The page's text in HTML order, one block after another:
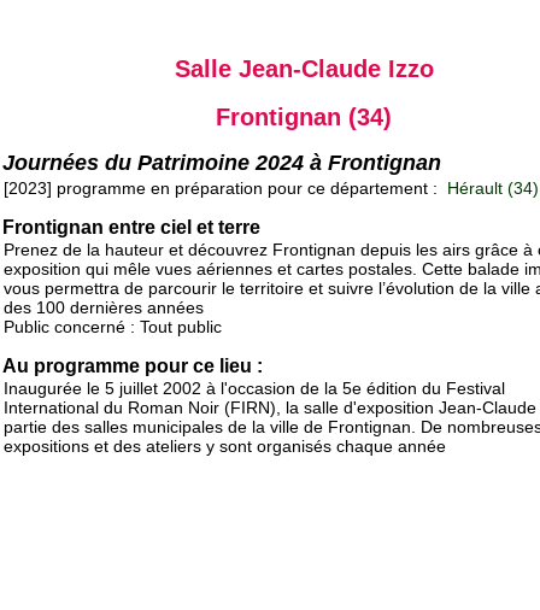
Salle Jean-Claude Izzo
Frontignan (34)
Journées du Patrimoine 2024 à Frontignan
[2023] programme en préparation pour ce département : Hérault (34)
Frontignan entre ciel et terre
Prenez de la hauteur et découvrez Frontignan depuis les airs grâce à
exposition qui mêle vues aériennes et cartes postales. Cette balade
vous permettra de parcourir le territoire et suivre l’évolution de la ville
des 100 dernières années
Public concerné : Tout public
Au programme pour ce lieu :
Inaugurée le 5 juillet 2002 à l'occasion de la 5e édition du Festival
International du Roman Noir (FIRN), la salle d'exposition Jean-
partie des salles municipales de la ville de Frontignan. De
expositions et des ateliers y sont organisés chaque année